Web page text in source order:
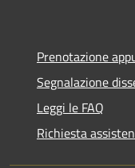
Prenotazione
Segnalazione
Leggi le FAQ
Richiesta